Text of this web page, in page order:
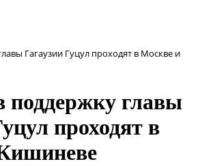
Гагаузии Гуцул проходят в Москве и
главы
проходят в